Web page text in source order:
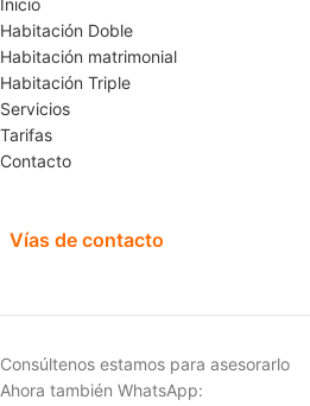
Inicio
Habitación Doble
Habitación matrimonial
Habitación Triple
Servicios
Tarifas
Contacto
Vías de contacto
Consúltenos estamos para asesorarlo
Ahora también WhatsApp: